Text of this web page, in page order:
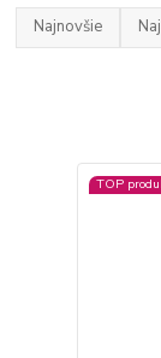
Najnovšie
TOP